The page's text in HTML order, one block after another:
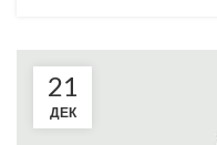
21
ДЕК